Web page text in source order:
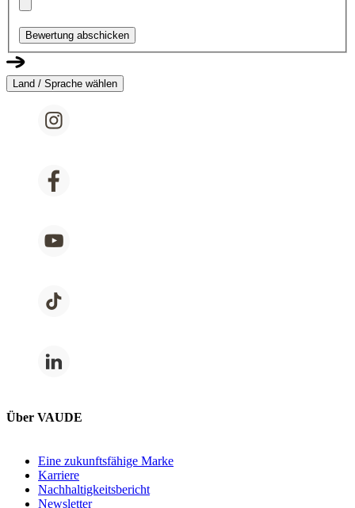
Bewertung abschicken
Land / Sprache wählen
Über VAUDE
Eine zukunftsfähige Marke
Karriere
Nachhaltigkeitsbericht
Newsletter